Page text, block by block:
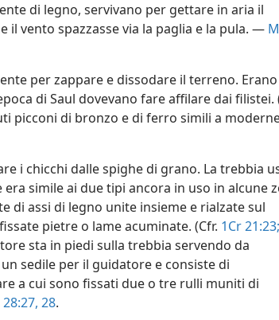
di legno, servivano per gettare in aria il
il vento spazzasse via la paglia e la pula. —
per zappare e dissodare il terreno.
di Saul dovevano fare affilare dai filistei.
picconi di bronzo e di ferro simili a
i chicchi dalle spighe di grano. La trebbia
simile ai due tipi ancora in uso in alcune
di assi di legno unite insieme e rialzate sul
pietre o lame acuminate. (Cfr. 1Cr 21:23;
sta in piedi sulla trebbia servendo da
sedile per il guidatore e consiste di
a cui sono fissati due o tre rulli muniti di
28.